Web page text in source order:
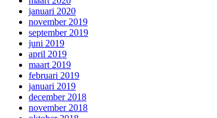
januari 2020
november 2019
september 2019
juni 2019
april 2019
maart 2019
februari 2019
januari 2019
december 2018
november 2018